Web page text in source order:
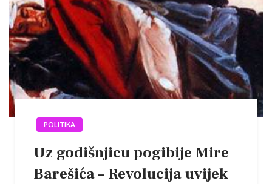
POLITIKA
Uz godišnjicu pogibije Mire
Barešića – Revolucija uvijek